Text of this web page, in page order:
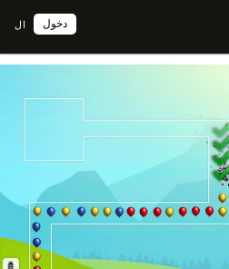
ال دخول